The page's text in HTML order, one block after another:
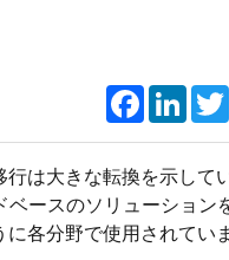
Facebook
は大きな転換を示してい
ースのソリューション
各分野で使用されてい